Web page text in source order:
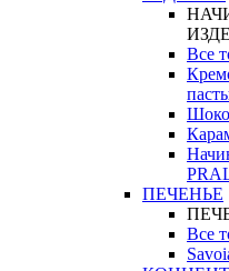
Все
ПЕЧЕНЬЕ
Все